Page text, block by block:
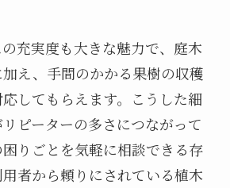
充実度も大きな魅力で、庭木
え、手間のかかる果樹の収穫
してもらえます。こうした細
ピーターの多さにつながって
りごとを気軽に相談できる存
者から頼りにされている植木